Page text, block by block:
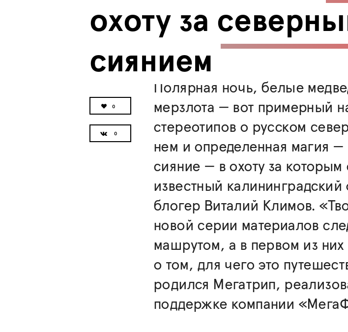
охоту за
сиянием
0
Полярная ночь, белые
мерзлота — вот примерный
стереотипов о русском
нем и определенная магия —
сияние — в охоту за которым
известный
блогер Виталий Климов.
новой серии материалов
машрутом, а в первом из них
о том, для чего это
родился Мегатрип,
поддержке компании